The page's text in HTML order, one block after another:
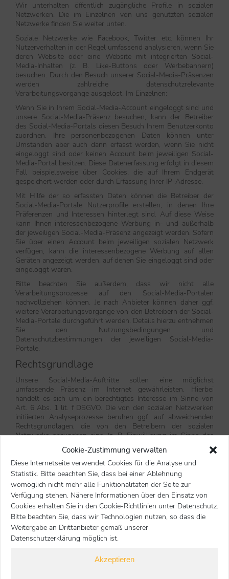
Cookie-Zustimmung verwalten
Diese Internetseite verwendet Cookies für die Analyse und
Statistik. Bitte beachten Sie, dass bei einer Ablehnung
womöglich nicht mehr alle Funktionalitäten der Seite zur
Verfügung stehen. Nähere Informationen über den Einsatz von
Cookies erhalten Sie in den Cookie-Richtlinien unter Datenschutz.
Bitte beachten Sie, dass wir Technologien nutzen, so dass die
Weitergabe an Drittanbieter gemäß unserer
Datenschutzerklärung möglich ist.
Akzeptieren
Wir unterhalten öffentlich zugängliche Profile in sozialen
Netzwerken. Die im Einzelnen von uns genutzten sozialen
Netzwerke finden Sie weiter unten.
Soziale Netzwerke wie Facebook, Twitter etc. können Ihr
Nutzerverhalten in der Regel umfassend analysieren, wenn Sie
deren Website oder eine Website mit integrierten Social-
Media-Inhalten (z. B. Like-Buttons oder Werbebannern)
besuchen. Durch den Besuch unserer Social-Media-Präsenzen
werden zahlreiche datenschutzrelevante
Verarbeitungsvorgänge ausgelöst. Im Einzelnen:
Wenn Sie in Ihrem Social-Media-Account eingeloggt sind und
unsere Social-Media-Präsenz besuchen, kann der Betreiber
des Social-Media-Portals diesen Besuch Ihrem Benutzerkonto
zuordnen. Ihre personenbezogenen Daten können unter
Umständen aber auch dann erfasst werden, wenn Sie nicht
eingeloggt sind oder keinen Account beim jeweiligen Social-
Media-Portal besitzen. Diese Datenerfassung erfolgt in diesem
Fall beispielsweise über Cookies, die auf Ihrem Endgerät
gespeichert werden oder durch Erfassung Ihrer IP-Adresse.
Mit Hilfe der so erfassten Daten können die Betreiber der
Social-Media-Portale Nutzerprofile erstellen, in denen Ihre
Präferenzen und Interessen hinterlegt sind. Auf diese Weise
kann Ihnen interessenbezogene Werbung in- und außerhalb
der jeweiligen Social-Media-Präsenz angezeigt werden. Sofern
Sie über einen Account beim jeweiligen sozialen Netzwerk
verfügen, kann die interessenbezogene Werbung auf allen
Geräten angezeigt werden, auf denen Sie eingeloggt sind oder
eingeloggt waren.
Bitte beachten Sie außerdem, dass wir nicht alle
Verarbeitungsprozesse auf den Social-Media-Portalen
nachvollziehen können. Je nach Anbieter können daher ggf.
weitere Verarbeitungsvorgänge von den Betreibern der Social-
Media-Portale durchgeführt werden. Details hierzu entnehmen
Sie den Nutzungsbedingungen und
Datenschutzbestimmungen der jeweiligen Social-Media-
Portale.
Rechtsgrundlage
Unsere Social-Media-Auftritte sollen eine möglichst
umfassende Präsenz im Internet gewährleisten. Hierbei
handelt es sich um ein berechtigtes Interesse im Sinne von
Art. 6 Abs. 1 lit. f DSGVO. Die von den sozialen Netzwerken
initiierten Analyseprozesse beruhen ggf. auf abweichenden
Rechtsgrundlagen, die von den Betreibern der sozialen
Netzwerke anzugeben sind (z. B. Einwilligung im Sinne des
Art. 6 Abs. 1 lit. a DSGVO).
Verantwortlicher und Geltendmachung von
Rechten
Wenn Sie einen unserer Social-Media-Auftritte (z. B.
Facebook) besuchen, sind wir gemeinsam mit dem Betreiber
der Social-Media-Plattform für die bei diesem Besuch
ausgelösten Datenverarbeitungsvorgänge verantwortlich. Sie
können Ihre Rechte (Auskunft, Berichtigung, Löschung,
Einschränkung der Verarbeitung, Datenübertragbarkeit und
Beschwerde) grundsätzlich sowohl ggü. uns als auch ggü.
Facebook) geltend machen.